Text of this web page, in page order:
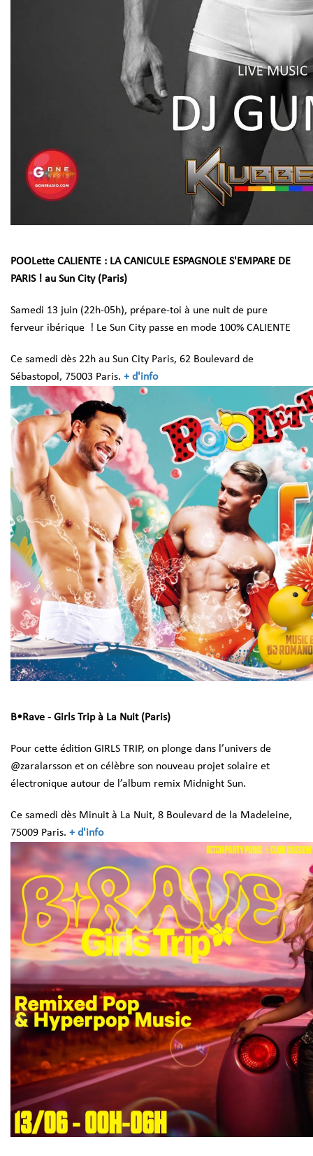
POOLette CALIENTE : LA CANICULE ESPAGNOLE S'EMPARE DE
PARIS ! au Sun City (Paris)
Samedi 13 juin (22h-05h), prépare-toi à une nuit de pure
ferveur ibérique ! Le Sun City passe en mode 100% CALIENTE
Ce samedi dès 22h au Sun City Paris, 62 Boulevard de
Sébastopol, 75003 Paris. + d'info
B•Rave - Girls Trip à La Nuit (Paris)
Pour cette édition GIRLS TRIP, on plonge dans l’univers de
@zaralarsson et on célèbre son nouveau projet solaire et
électronique autour de l’album remix Midnight Sun.
Ce samedi dès Minuit à La Nuit, 8 Boulevard de la Madeleine,
75009 Paris. + d'info